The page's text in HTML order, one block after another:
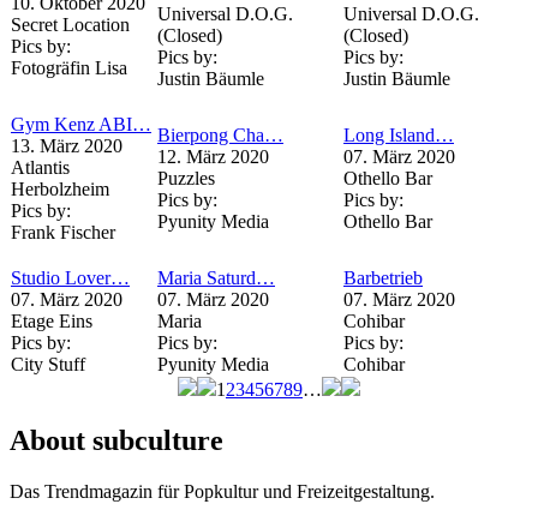
Secret Location
Pics by:
Fotogräfin Lisa
Universal D.O.G.
(Closed)
Pics by:
Justin Bäumle
Universal D.O.G.
(Closed)
Pics by:
Justin Bäumle
Gym Kenz ABI…
13. März 2020
Atlantis
Herbolzheim
Pics by:
Frank Fischer
Bierpong Cha…
12. März 2020
Puzzles
Pics by:
Pyunity Media
Long Island…
07. März 2020
Othello Bar
Pics by:
Othello Bar
Studio Lover…
07. März 2020
Etage Eins
Pics by:
City Stuff
Maria Saturd…
07. März 2020
Maria
Pics by:
Pyunity Media
Barbetrieb
07. März 2020
Cohibar
Pics by:
Cohibar
1 23456789…
About subculture
Das Trendmagazin für Popkultur und Freizeitgestaltung.